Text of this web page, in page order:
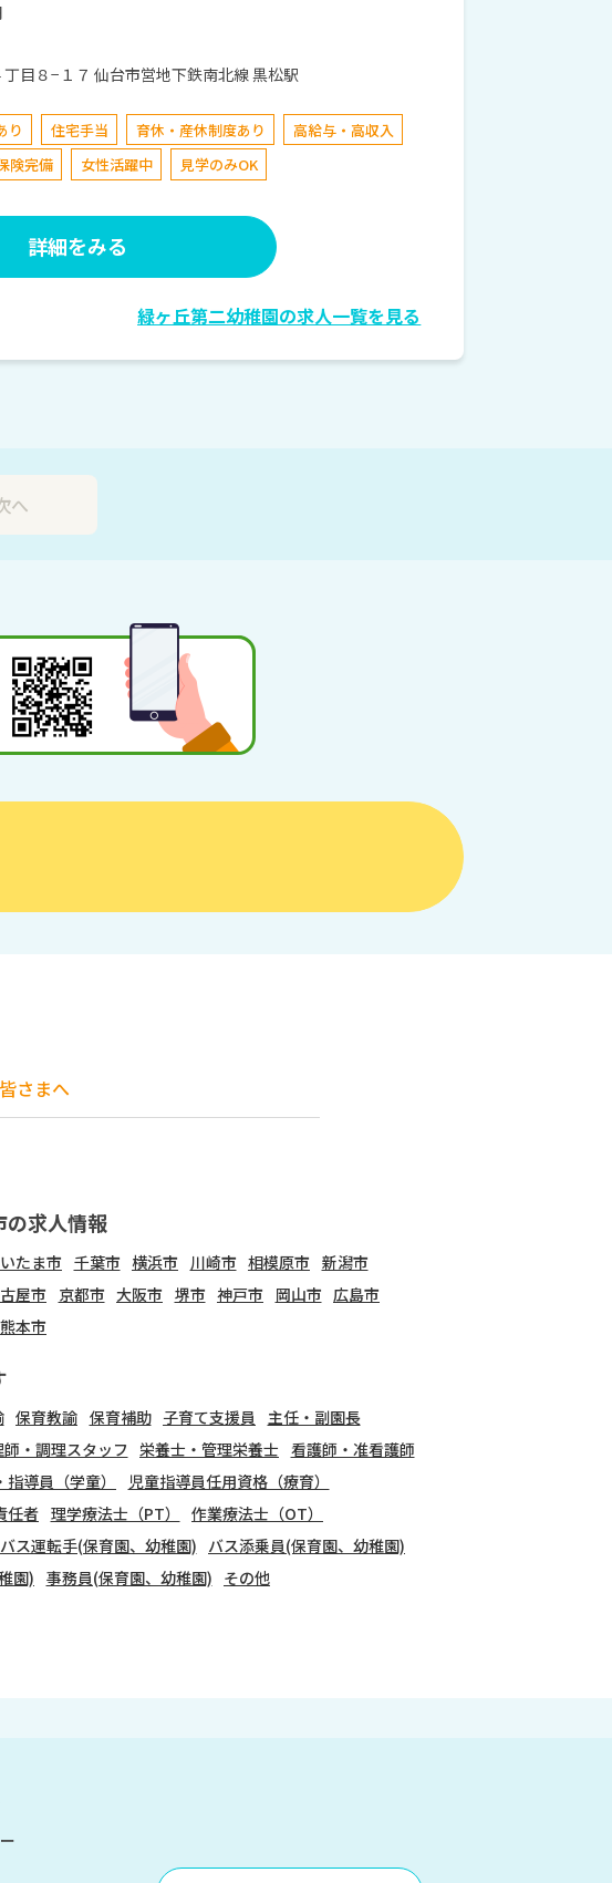
宮城県仙台市青葉区旭ケ丘４丁目８−１７ 仙台市営地下鉄南北線 黒松駅
り 住宅手当 育休・産休制度あり
高給与・高収入
険完備 女性活躍中 見学のみOK
詳細をみる
緑ヶ丘第二幼稚園の求人一覧を見る
へ
さまへ
求人情報
たま市 千葉市 横浜市 川崎市 相模原市 新潟市
屋市 京都市 大阪市 堺市 神戸市 岡山市 広島市
熊本市
保育教諭 保育補助 子育て支援員
主任・副園長
・調理スタッフ 栄養士・管理栄養士 看護師・准看護師
導員（学童）
児童指導員任用資格（療育）
任者 理学療法士（PT）
作業療法士（OT）
バス運転手(保育園、幼稚園) バス添乗員(保育園、幼稚園)
園) 事務員(保育園、幼稚園) その他